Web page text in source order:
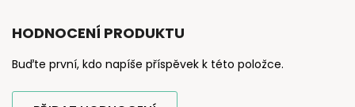
HODNOCENÍ PRODUKTU
Buďte první, kdo napíše příspěvek k této položce.